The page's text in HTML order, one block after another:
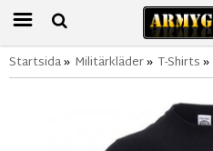
Startsida» Militärkläder» T-Shirts»